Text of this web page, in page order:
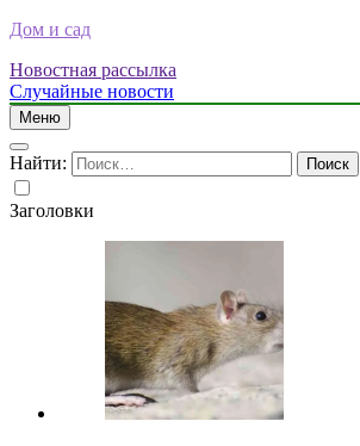
Дом и сад
Новостная рассылка
Случайные новости
Меню
Найти:
Заголовки